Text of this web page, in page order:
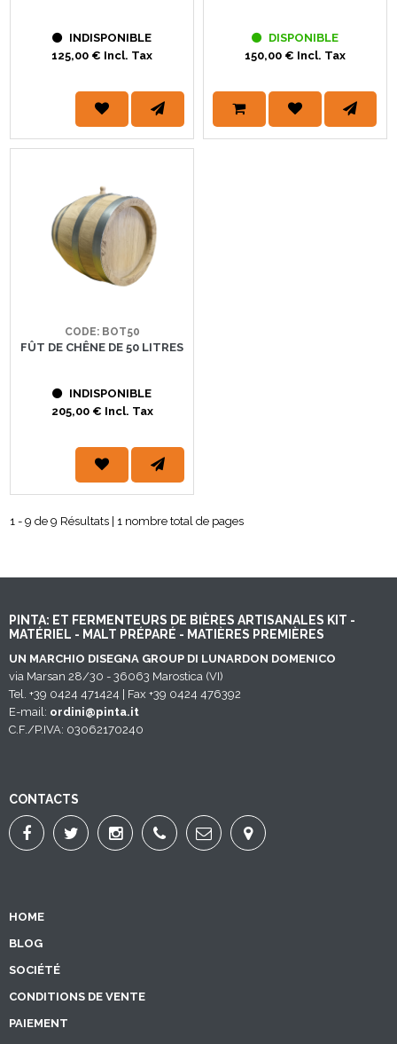
INDISPONIBLE
125,00 € Incl. Tax
DISPONIBLE
150,00 € Incl. Tax
CODE: BOT50
FÛT DE CHÊNE DE 50 LITRES
INDISPONIBLE
205,00 € Incl. Tax
1 - 9 de 9 Résultats | 1 nombre total de pages
PINTA: ET FERMENTEURS DE BIÈRES ARTISANALES KIT -
MATÉRIEL - MALT PRÉPARÉ - MATIÈRES PREMIÈRES
UN MARCHIO DISEGNA GROUP DI LUNARDON DOMENICO
via Marsan 28/30 - 36063 Marostica (VI)
Tel. +39 0424 471424 | Fax +39 0424 476392
E-mail: ordini@pinta.it
C.F./P.IVA: 03062170240
CONTACTS
HOME
BLOG
SOCIÉTÉ
CONDITIONS DE VENTE
PAIEMENT